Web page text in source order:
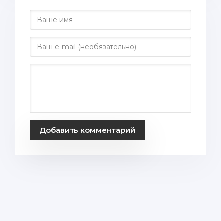
Добавить комментарий